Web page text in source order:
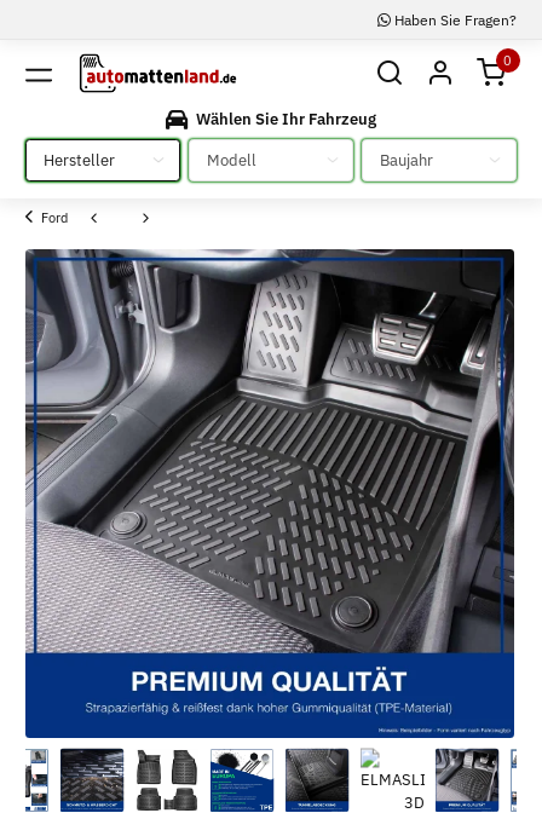
Haben Sie Fragen?
0
Wählen Sie Ihr Fahrzeug
Bitte auswählen
Bitte auswählen Bitte auswählen
Ford